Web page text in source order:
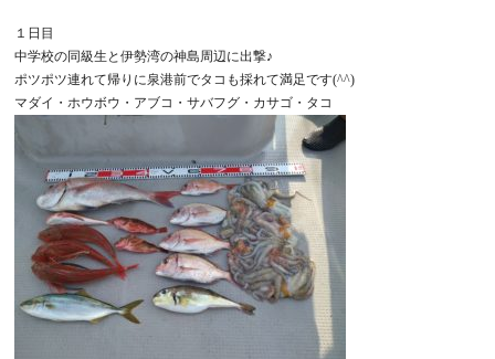
１日目
中学校の同級生と伊勢湾の神島周辺に出撃♪
ポツポツ連れて帰りに泉港前でタコも採れて満足です(^^)
マダイ・ホウボウ・アブコ・サバフグ・カサゴ・タコ